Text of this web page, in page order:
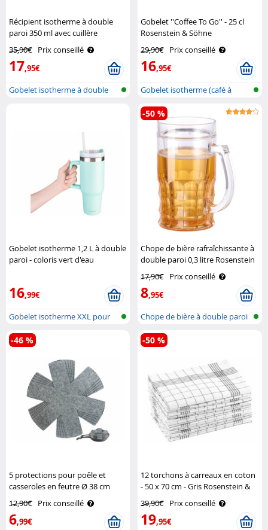
Récipient isotherme à double
paroi 350 ml avec cuillère
35,90€ Prix conseillé
17,95€
Gobelet isotherme à double
Gobelet ''Coffee To Go'' - 25 cl
Rosenstein & Söhne
29,90€ Prix conseillé
16,95€
Gobelet isotherme (café à
emporter)
Gobelet isotherme 1,2 L à double
paroi - coloris vert d'eau
16,99€
Gobelet isotherme XXL pour
porte-go..
Chope de bière rafraîchissante à
double paroi 0,3 litre Rosenstein
17,90€ Prix conseillé
8,95€
-50 %
Chope de bière à double paroi
5 protections pour poêle et
casseroles en feutre Ø 38 cm
Rosenstein & Söhne
12,90€ Prix conseillé
6,99€
-46 %
12 torchons à carreaux en coton
- 50 x 70 cm - Gris Rosenstein &
39,90€ Prix conseillé
19,95€
-50 %